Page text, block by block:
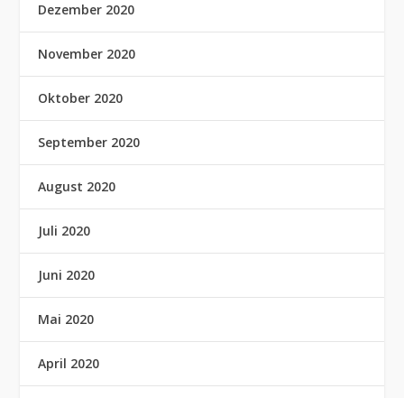
Dezember 2020
November 2020
Oktober 2020
September 2020
August 2020
Juli 2020
Juni 2020
Mai 2020
April 2020